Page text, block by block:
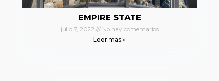
EMPIRE STATE
julio 7, 2022
No hay comentarios
Leer mas »